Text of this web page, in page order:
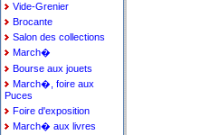
Vide-Grenier
Brocante
Salon des collections
March�
Bourse aux jouets
March�, foire aux
Puces
Foire d'exposition
March� aux livres